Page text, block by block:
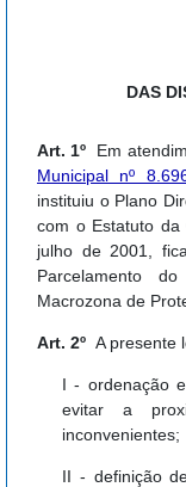
DAS
Art. 1º Em
Municipal nº
instituiu o Plano
com o Estatuto
julho de 2001,
Parcelamento
Macrozona de
Art. 2º A presente
I - ordenação
evitar a
inconvenientes;
II - definição